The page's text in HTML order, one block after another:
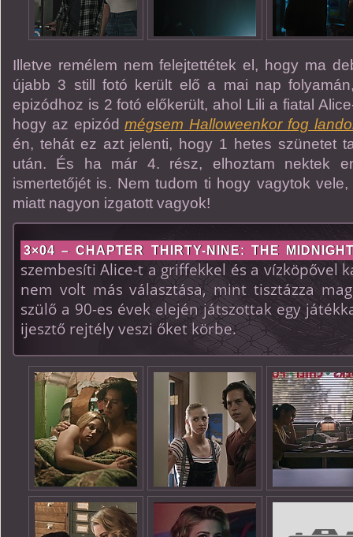
Illetve remélem nem felejtettétek el, hogy ma
újabb 3 still fotó került elő a mai nap
epizódhoz is 2 fotó előkerült, ahol Lili a fiatal
hogy az epizódmégsem Halloweenkor fog
én, tehát ez azt jelenti, hogy 1 hetes szünetet
után. És ha már 4. rész, elhoztam nektek
ismertetőjét is. Nem tudom ti hogy vagytok
miatt nagyon izgatott vagyok!
3×04 – CHAPTER THIRTY-NINE: THE
szembesíti Alice-t a griffekkel és a vízköpővel
nem volt más választása, mint tisztázza
szülő a 90-es évek elején játszottak egy
ijesztő rejtély veszi őket körbe.